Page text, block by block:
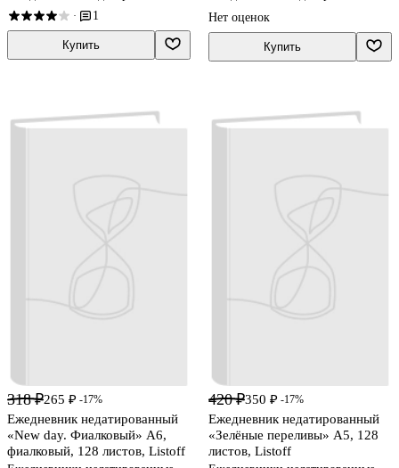
· 1
Купить
Нет оценок
Купить
318 ₽265 ₽ -17%
Ежедневник недатированный
«New day. Фиалковый» А6,
фиалковый, 128 листов, Listoff
420 ₽350 ₽ -17%
Ежедневник недатированный
«Зелёные переливы» А5, 128
листов, Listoff